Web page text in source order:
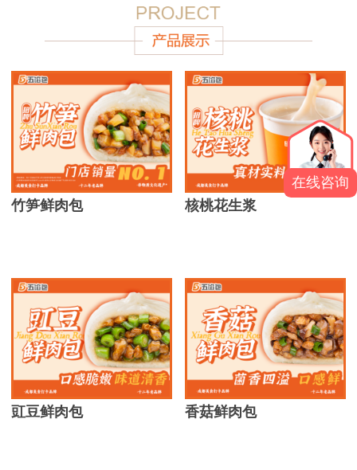
竹笋鲜肉包 核桃花生浆
豇豆鲜肉包 香菇鲜肉包
在线咨询